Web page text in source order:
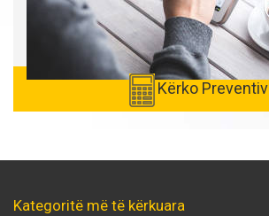
Kërko Preventiv
Kategoritë më të kërkuara